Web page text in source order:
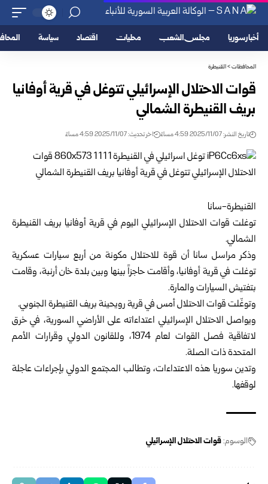
أخبار سوريا مجلس الشعب محليات اقتصاد سياسة
المحافظات>القنيطرة
قوات الاحتلال الإسرائيلي تتوغل في قرية أوفانيا
بريف القنيطرة الشمالي
تاريخ النشر: 2025/11/07 4:59 مساءً اخر تحديث: 2025/11/07 4:59 مساءً
القنيطرة-سانا
توغلت قوات الاحتلال الإسرائيلي اليوم في قرية أوفانيا بريف القنيطرة
الشمالي.
وذكر مراسل سانا أن قوة للاحتلال مكونة من أربع سيارات عسكرية
توغلت في قرية أوفانيا، وأقامت حاجزاً بينها وبين بلدة خان أرنبة، وقامت
بتفتيش السيارات والمارة.
وتوغّلت قوات الاحتلال أمس في قرية رويحينة بريف القنيطرة الجنوبي.
ويواصل الاحتلال الإسرائيلي اعتداءاته على الأراضي السورية، في خرق
لاتفاقية فصل القوات لعام 1974، وللقانون الدولي وقرارات الأمم
المتحدة ذات الصلة.
وتدين سوريا هذه الاعتداءات، وتطالب المجتمع الدولي بإجراءات عاجلة
لوقفها.
الوسوم:قوات الاحتلال الإسرائيلي